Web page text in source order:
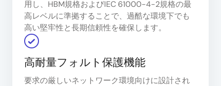
用し、HBM規格およびIEC 61000-4-2規格の最
高レベルに準拠することで、過酷な環境下でも
高い堅牢性と長期信頼性を確保します。
高耐量フォルト保護機能
要求の厳しいネットワーク環境向けに設計され